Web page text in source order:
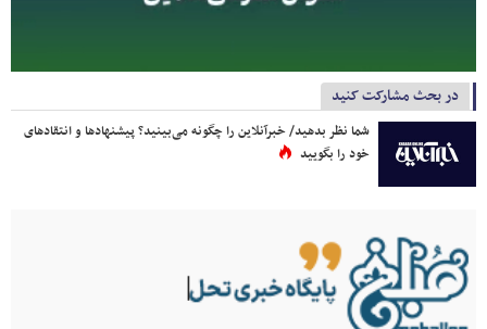
در بحث مشارکت کنید
شما نظر بدهید/ خبرآنلاین را چگونه می‌بینید؟ پیشنهادها و انتقادهای
خود را بگویید